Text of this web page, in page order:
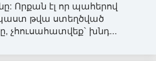
Որքան էլ որ պահերով
թվա ստեղծված
չհուսահատվեք` խնդ...